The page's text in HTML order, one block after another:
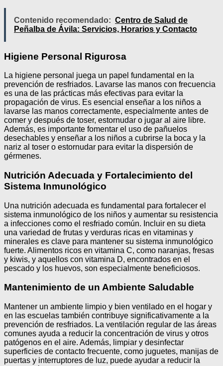
Contenido recomendado: Centro de Salud de
Peñalba de Ávila: Servicios, Horarios y Contacto
Higiene Personal Rigurosa
La higiene personal juega un papel fundamental en la
prevención de resfriados. Lavarse las manos con frecuencia
es una de las prácticas más efectivas para evitar la
propagación de virus. Es esencial enseñar a los niños a
lavarse las manos correctamente, especialmente antes de
comer y después de toser, estornudar o jugar al aire libre.
Además, es importante fomentar el uso de pañuelos
desechables y enseñar a los niños a cubrirse la boca y la
nariz al toser o estornudar para evitar la dispersión de
gérmenes.
Nutrición Adecuada y Fortalecimiento del
Sistema Inmunológico
Una nutrición adecuada es fundamental para fortalecer el
sistema inmunológico de los niños y aumentar su resistencia
a infecciones como el resfriado común. Incluir en su dieta
una variedad de frutas y verduras ricas en vitaminas y
minerales es clave para mantener su sistema inmunológico
fuerte. Alimentos ricos en vitamina C, como naranjas, fresas
y kiwis, y aquellos con vitamina D, encontrados en el
pescado y los huevos, son especialmente beneficiosos.
Mantenimiento de un Ambiente Saludable
Mantener un ambiente limpio y bien ventilado en el hogar y
en las escuelas también contribuye significativamente a la
prevención de resfriados. La ventilación regular de las áreas
comunes ayuda a reducir la concentración de virus y otros
patógenos en el aire. Además, limpiar y desinfectar
superficies de contacto frecuente, como juguetes, manijas de
puertas y interruptores de luz, puede ayudar a reducir la